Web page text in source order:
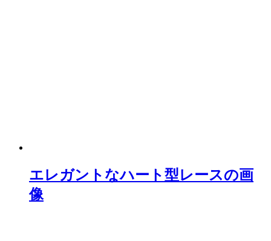
エレガントなハート型レースの画
像